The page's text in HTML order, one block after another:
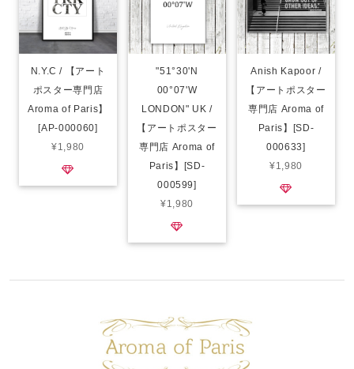
N.Y.C / 【アート
ポスター専門店
Aroma of Paris】
[AP-000060]
¥1,980
"51°30'N
00°07'W
LONDON" UK /
【アートポスター
専門店 Aroma of
Paris】[SD-
000599]
¥1,980
Anish Kapoor /
【アートポスター
専門店 Aroma of
Paris】[SD-
000633]
¥1,980